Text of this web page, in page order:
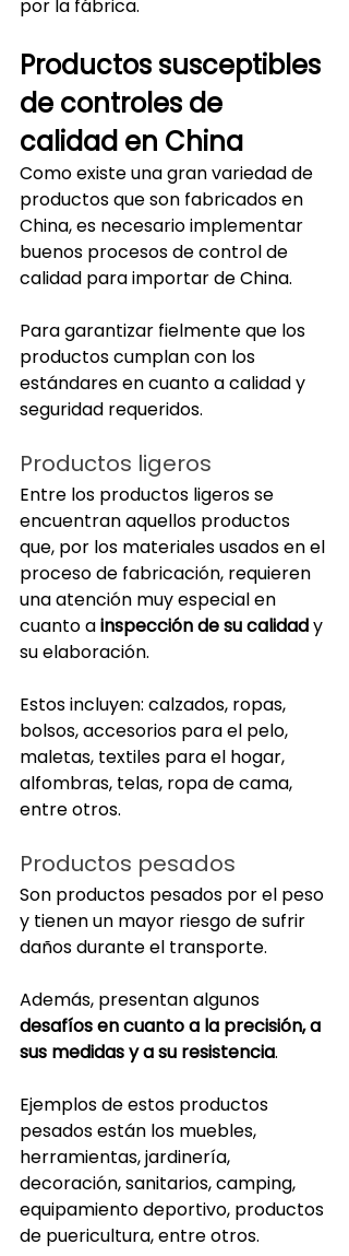
por la fábrica.
Productos susceptibles
de controles de
calidad en China
Como existe una gran variedad de
productos que son fabricados en
China, es necesario implementar
buenos procesos de control de
calidad para importar de China.
Para garantizar fielmente que los
productos cumplan con los
estándares en cuanto a calidad y
seguridad requeridos.
Productos ligeros
Entre los productos ligeros se
encuentran aquellos productos
que, por los materiales usados en el
proceso de fabricación, requieren
una atención muy especial en
cuanto a inspección de su calidad y
su elaboración.
Estos incluyen: calzados, ropas,
bolsos, accesorios para el pelo,
maletas, textiles para el hogar,
alfombras, telas, ropa de cama,
entre otros.
Productos pesados
Son productos pesados por el peso
y tienen un mayor riesgo de sufrir
daños durante el transporte.
Además, presentan algunos
desafíos en cuanto a la precisión, a
sus medidas y a su resistencia.
Ejemplos de estos productos
pesados están los muebles,
herramientas, jardinería,
decoración, sanitarios, camping,
equipamiento deportivo, productos
de puericultura, entre otros.